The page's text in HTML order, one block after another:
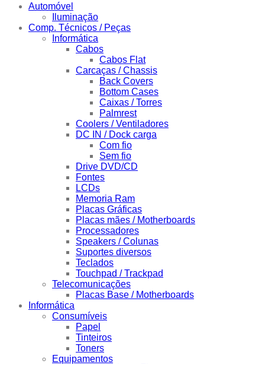
Automóvel
Iluminação
Comp. Técnicos / Peças
Informática
Cabos
Cabos Flat
Carcaças / Chassis
Back Covers
Bottom Cases
Caixas / Torres
Palmrest
Coolers / Ventiladores
DC IN / Dock carga
Com fio
Sem fio
Drive DVD/CD
Fontes
LCDs
Memoria Ram
Placas Gráficas
Placas mães / Motherboards
Processadores
Speakers / Colunas
Suportes diversos
Teclados
Touchpad / Trackpad
Telecomunicações
Placas Base / Motherboards
Informática
Consumíveis
Papel
Tinteiros
Toners
Equipamentos